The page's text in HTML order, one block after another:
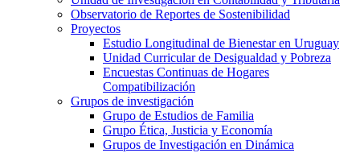
Observatorio de Reportes de Sostenibilidad
Proyectos
Estudio Longitudinal de Bienestar en Uruguay
Unidad Curricular de Desigualdad y Pobreza
Encuestas Continuas de Hogares
Compatibilización
Grupos de investigación
Grupo de Estudios de Familia
Grupo Ética, Justicia y Economía
Grupos de Investigación en Dinámica